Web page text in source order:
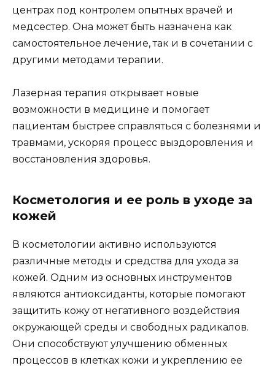
центрах под контролем опытных врачей и
медсестер. Она может быть назначена как
самостоятельное лечение, так и в сочетании с
другими методами терапии.
Лазерная терапия открывает новые
возможности в медицине и помогает
пациентам быстрее справляться с болезнями и
травмами, ускоряя процесс выздоровления и
восстановления здоровья.
Косметология и ее роль в уходе за
кожей
В косметологии активно используются
различные методы и средства для ухода за
кожей. Одним из основных инструментов
являются антиоксиданты, которые помогают
защитить кожу от негативного воздействия
окружающей среды и свободных радикалов.
Они способствуют улучшению обменных
процессов в клетках кожи и укреплению ее